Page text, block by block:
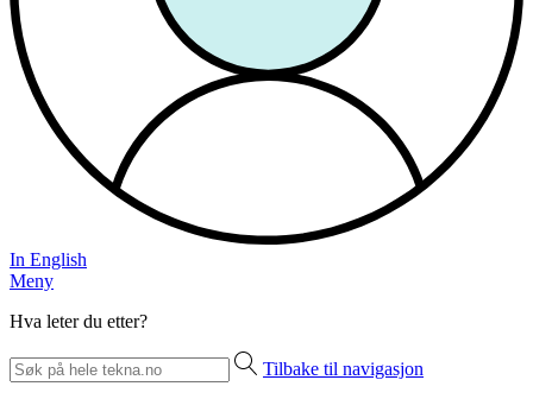
In English
Meny
Hva leter du etter?
Tilbake til navigasjon